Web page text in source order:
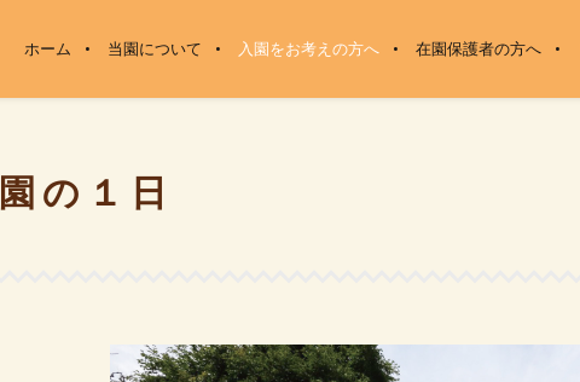
ホーム 当園について 入園をお考えの方へ 在園保護者の方へ
園の１日